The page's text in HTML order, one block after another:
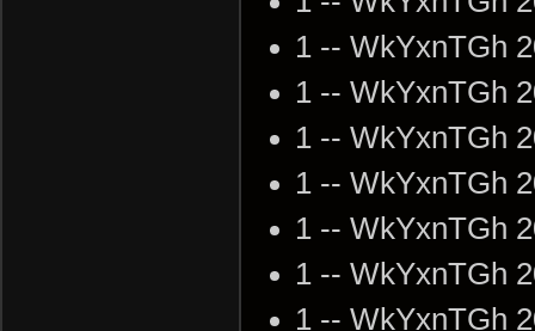
1 -- WkYxnTGh
1 -- WkYxnTGh
1 -- WkYxnTGh
1 -- WkYxnTGh
1 -- WkYxnTGh
1 -- WkYxnTGh
1 -- WkYxnTGh